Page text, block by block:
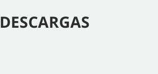
DESCARGAS